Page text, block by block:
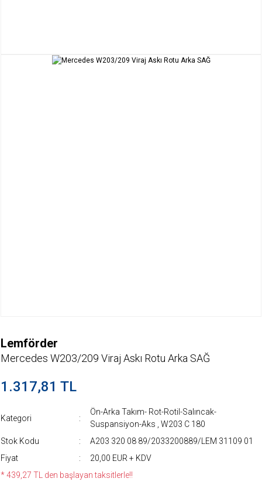
Lemförder
Mercedes W203/209 Viraj Askı Rotu Arka SAĞ
1.317,81 TL
Kategori
Ön-Arka Takım- Rot-Rotil-Salıncak-
Suspansiyon-Aks
W203 C 180
Stok Kodu
A203 320 08 89/2033200889/LEM 31109 01
Fiyat
20,00 EUR + KDV
* 439,27 TL den başlayan taksitlerle!!